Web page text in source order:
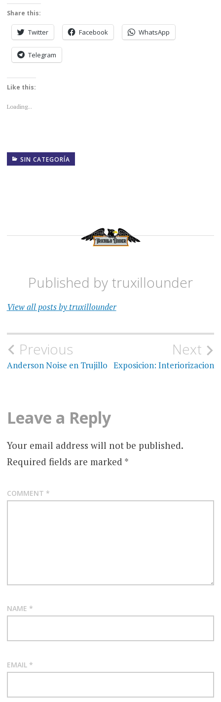
Share this:
Twitter Facebook WhatsApp
Telegram
Like this:
Loading...
SIN CATEGORÍA
Published by truxillounder
View all posts by truxillounder
Post
navigation
Previous
Anderson Noise en Trujillo
Next
Exposicion: Interiorizacion
Leave a Reply
Your email address will not be published.
Required fields are marked *
COMMENT *
NAME *
EMAIL *